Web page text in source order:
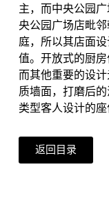
主，而中央公园
央公园广场店毗
庭，所以其店面
值。开放式的厨房
而其他重要的设
质墙面，打磨后
类型客人设计的座
返回目录